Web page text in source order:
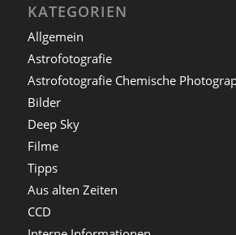
KATEGORIEN
Allgemein
Astrofotografie
Astrofotografie Chemische
Bilder
Deep Sky
Filme
Tipps
Aus alten Zeiten
CCD